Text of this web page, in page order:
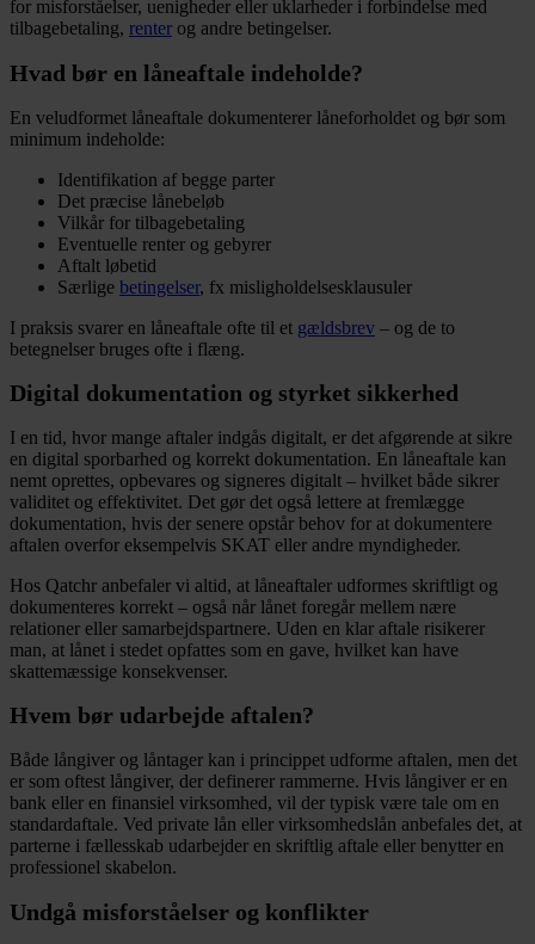
for misforståelser, uenigheder eller uklarheder i forbindelse med
tilbagebetaling, renter og andre betingelser.
Hvad bør en låneaftale indeholde?
En veludformet låneaftale dokumenterer låneforholdet og bør som
minimum indeholde:
Identifikation af begge parter
Det præcise lånebeløb
Vilkår for tilbagebetaling
Eventuelle renter og gebyrer
Aftalt løbetid
Særlige betingelser, fx misligholdelsesklausuler
I praksis svarer en låneaftale ofte til et gældsbrev – og de to
betegnelser bruges ofte i flæng.
Digital dokumentation og styrket sikkerhed
I en tid, hvor mange aftaler indgås digitalt, er det afgørende at sikre
en digital sporbarhed og korrekt dokumentation. En låneaftale kan
nemt oprettes, opbevares og signeres digitalt – hvilket både sikrer
validitet og effektivitet. Det gør det også lettere at fremlægge
dokumentation, hvis der senere opstår behov for at dokumentere
aftalen overfor eksempelvis SKAT eller andre myndigheder.
Hos Qatchr anbefaler vi altid, at låneaftaler udformes skriftligt og
dokumenteres korrekt – også når lånet foregår mellem nære
relationer eller samarbejdspartnere. Uden en klar aftale risikerer
man, at lånet i stedet opfattes som en gave, hvilket kan have
skattemæssige konsekvenser.
Hvem bør udarbejde aftalen?
Både långiver og låntager kan i princippet udforme aftalen, men det
er som oftest långiver, der definerer rammerne. Hvis långiver er en
bank eller en finansiel virksomhed, vil der typisk være tale om en
standardaftale. Ved private lån eller virksomhedslån anbefales det, at
parterne i fællesskab udarbejder en skriftlig aftale eller benytter en
professionel skabelon.
Undgå misforståelser og konflikter